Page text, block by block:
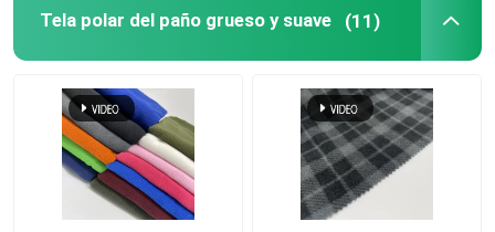
Tela polar del paño grueso y suave (11)